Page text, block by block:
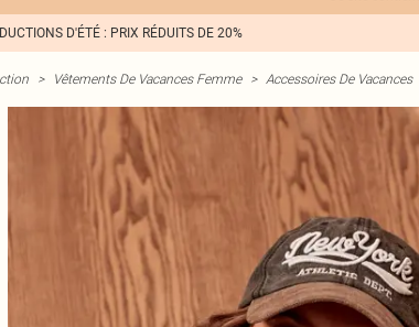
D'ÉTÉ : PRIX RÉDUITS DE 20%
> Vêtements De Vacances Femme > Accessoires De Vacances